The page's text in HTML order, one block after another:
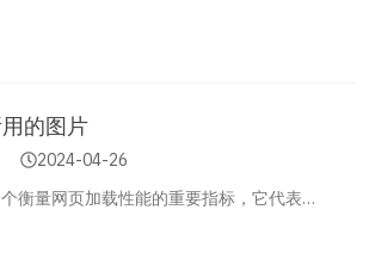
的图片
2024-04-26
衡量网页加载性能的重要指标，它代表…